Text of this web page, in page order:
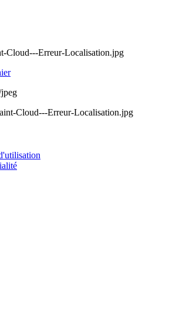
Cloud---Erreur-Localisation.jpg